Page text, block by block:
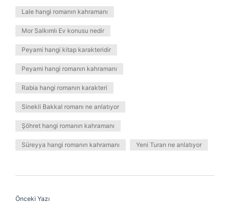
Lale hangi romanın kahramanı
Mor Salkımlı Ev konusu nedir
Peyami hangi kitap karakteridir
Peyami hangi romanın kahramanı
Rabia hangi romanın karakteri
Sinekli Bakkal romanı ne anlatıyor
Şöhret hangi romanın kahramanı
Süreyya hangi romanın kahramanı Yeni Turan ne anlatıyor
Önceki Yazı